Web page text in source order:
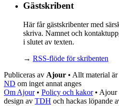
Gästskribent
Här får gästskribenter med
skriva. Namnet och
i slutet av texten.
→ RSS-flöde för skribenten
Publiceras av Ajour • Allt material
ND om inget annat anges
Om Ajour• Policy och kakor• Ajour
design av TDH och hackas löpande